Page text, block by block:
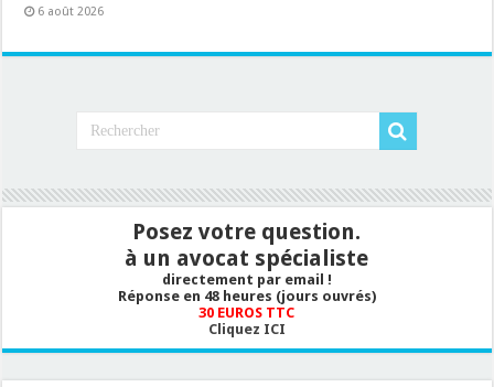
6 août 2026
Posez votre question.
à un avocat spécialiste
directement par email !
Réponse en 48 heures (jours ouvrés)
30 EUROS TTC
Cliquez ICI